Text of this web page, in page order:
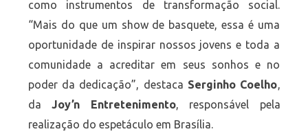
como instrumentos de transformação social.
“Mais do que um show de basquete, essa é uma
oportunidade de inspirar nossos jovens e toda a
comunidade a acreditar em seus sonhos e no
poder da dedicação”, destaca Serginho Coelho,
daJoy’n Entretenimento, responsável pela
realização do espetáculo em Brasília.